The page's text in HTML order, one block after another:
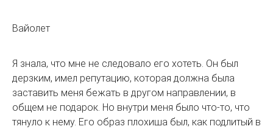
Вайолет
Я знала, что мне не следовало его хотеть. Он был
дерзким, имел репутацию, которая должна была
заставить меня бежать в другом направлении, в
общем не подарок. Но внутри меня было что-то, что
тянуло к нему. Его образ плохиша был, как подлитый в